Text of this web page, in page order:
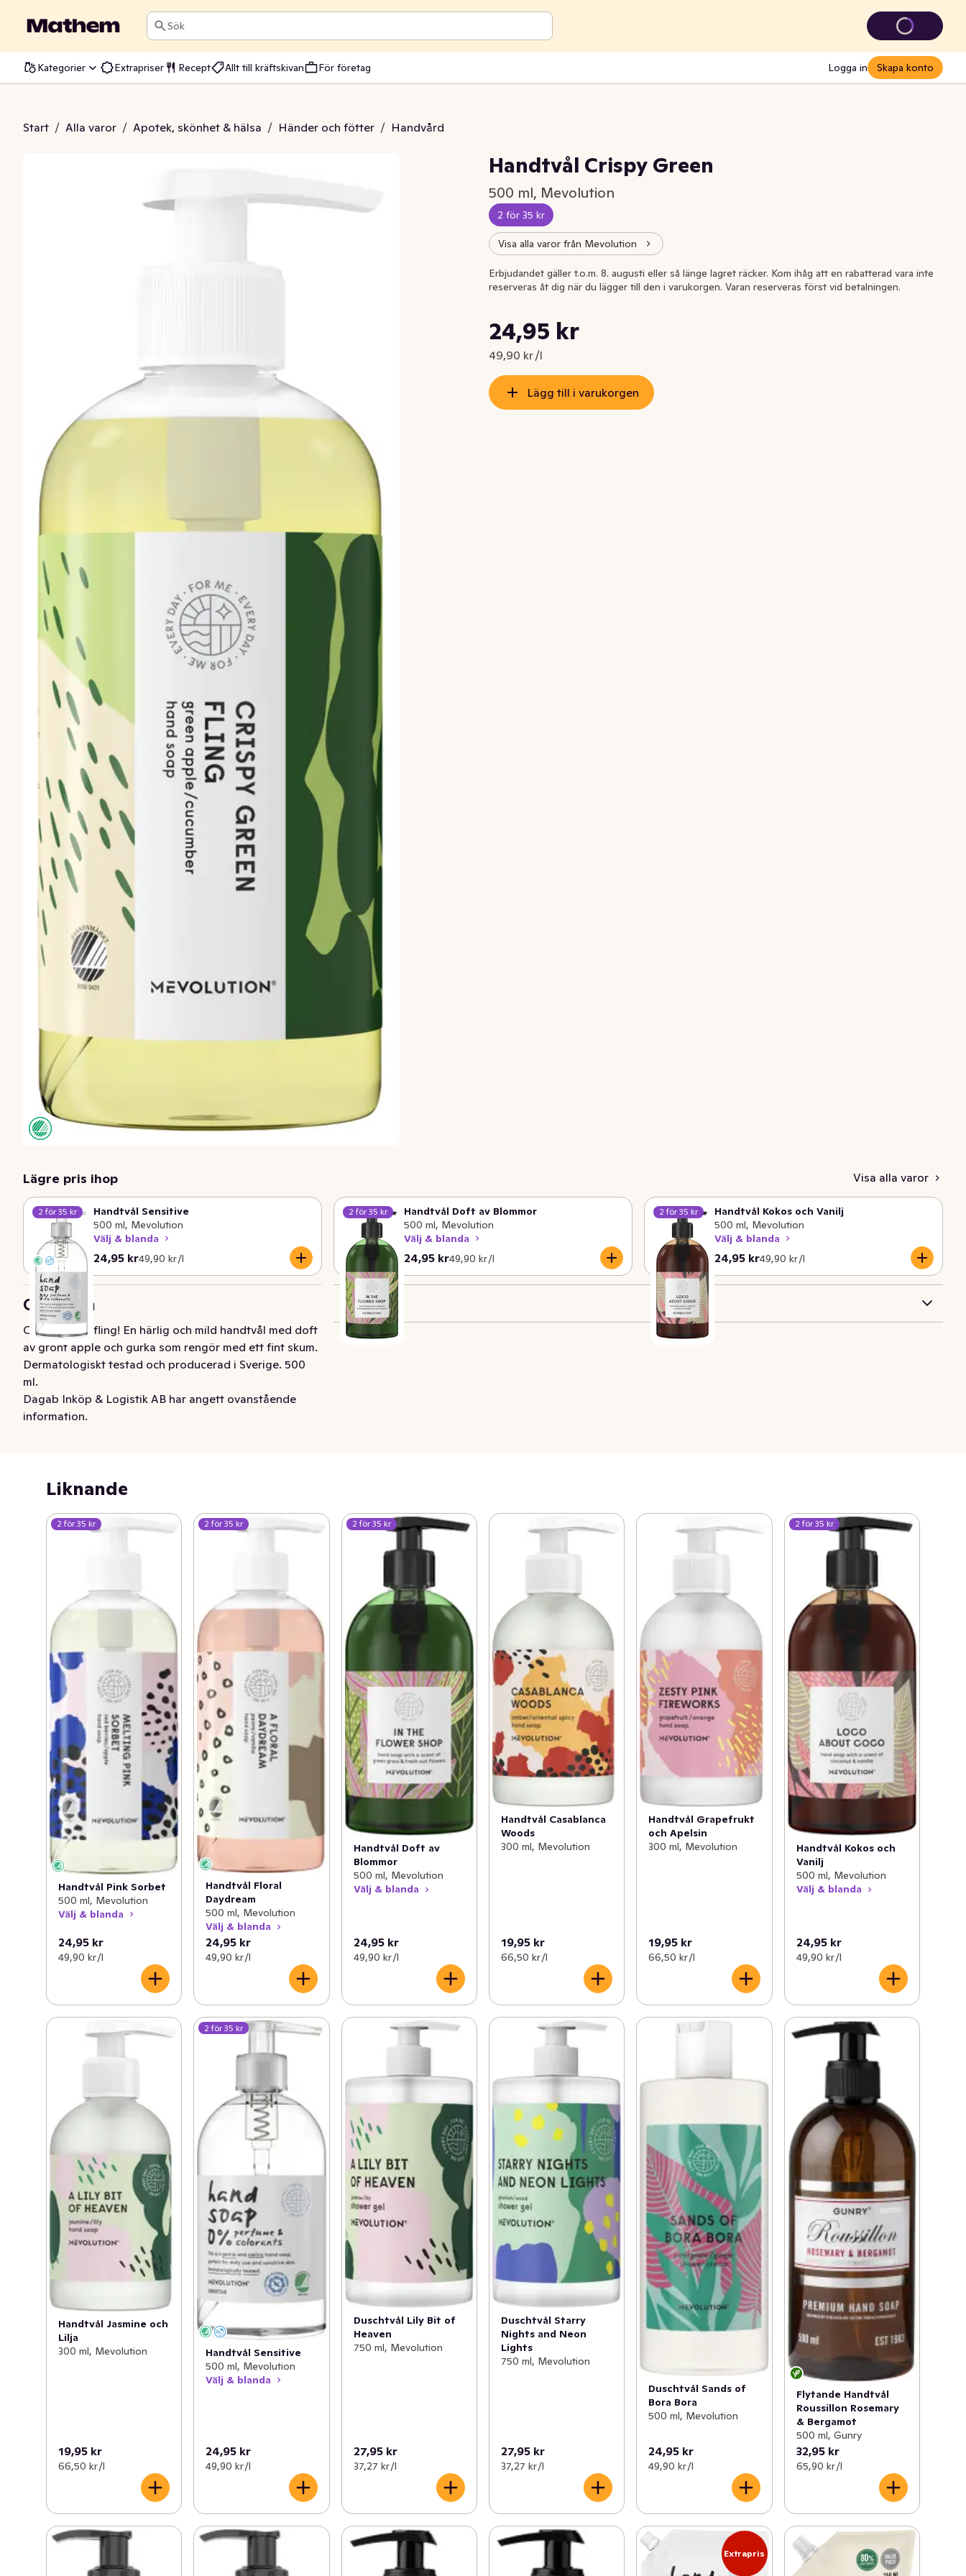
Sök
Kategorier Extrapriser Recept Allt till kräftskivan För företag Logga in Skapa konto
Start / Alla varor / Apotek, skönhet & hälsa / Händer och fötter / Handvård
Crispy Green
Handtvål Crispy Green
500 ml, Mevolution
2 för 35 kr
Visa alla varor från Mevolution
Nuvarande pris är: 24,95 kr
24,95 kr
49,90 kr /l
Styckpris: 49,90 kr /l
Erbjudandet gäller t.o.m. 8. augusti eller så länge lagret räcker. Kom ihåg att en rabatterad vara inte
reserveras åt dig när du lägger till den i varukorgen. Varan reserveras först vid betalningen.
Lägg till i varukorgen
Lägre pris ihop Visa alla varor
2 för 35 kr
Handtvål Sensitive
500 ml, Mevolution
Välj & blanda
24,95 kr
Nuvarande pris är: 24,95 kr
49,90 kr /l
Styckpris: 49,90 kr /l
2 för 35 kr
Handtvål Doft av Blommor
500 ml, Mevolution
Välj & blanda
24,95 kr
Nuvarande pris är: 24,95 kr
49,90 kr /l
Styckpris: 49,90 kr /l
2 för 35 kr
Handtvål Kokos och Vanilj
500 ml, Mevolution
Välj & blanda
24,95 kr
Nuvarande pris är: 24,95 kr
49,90 kr /l
Styckpris: 49,90 kr /l
Om varan
Crispy green fling! En härlig och mild handtvål med doft
av grönt äpple och gurka som rengör med ett fint skum.
Dermatologiskt testad och producerad i Sverige. 500
ml.
Dagab Inköp & Logistik AB har angett ovanstående
information.
Innehåll
Liknande
2 för 35 kr
Handtvål Pink Sorbet
500 ml, Mevolution
Välj & blanda
24,95 kr
49,90 kr /l
2 för 35 kr
Handtvål Floral
Daydream
500 ml, Mevolution
Välj & blanda
24,95 kr
49,90 kr /l
2 för 35 kr
Handtvål Doft av
Blommor
500 ml, Mevolution
Välj & blanda
24,95 kr
49,90 kr /l
Handtvål Casablanca
Woods
300 ml, Mevolution
19,95 kr
66,50 kr /l
Handtvål Grapefrukt
och Apelsin
300 ml, Mevolution
19,95 kr
66,50 kr /l
2 för 35 kr
Handtvål Kokos och
Vanilj
500 ml, Mevolution
Välj & blanda
24,95 kr
49,90 kr /l
Handtvål Jasmine och
Lilja
300 ml, Mevolution
19,95 kr
66,50 kr /l
2 för 35 kr
Handtvål Sensitive
500 ml, Mevolution
Välj & blanda
24,95 kr
49,90 kr /l
Duschtvål Lily Bit of
Heaven
750 ml, Mevolution
27,95 kr
37,27 kr /l
Duschtvål Starry
Nights and Neon
Lights
750 ml, Mevolution
27,95 kr
37,27 kr /l
Duschtvål Sands of
Bora Bora
500 ml, Mevolution
24,95 kr
49,90 kr /l
Flytande Handtvål
Roussillon Rosemary
& Bergamot
500 ml, Gunry
32,95 kr
65,90 kr /l
Extrapris